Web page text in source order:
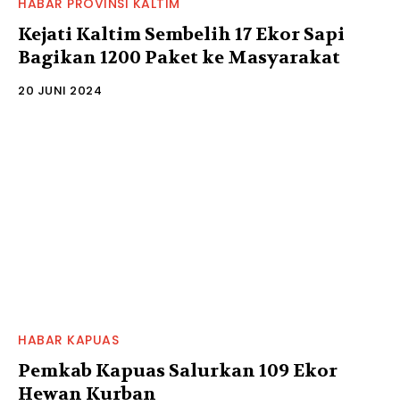
HABAR PROVINSI KALTIM
Kejati Kaltim Sembelih 17 Ekor Sapi
Bagikan 1200 Paket ke Masyarakat
20 JUNI 2024
HABAR KAPUAS
Pemkab Kapuas Salurkan 109 Ekor
Hewan Kurban